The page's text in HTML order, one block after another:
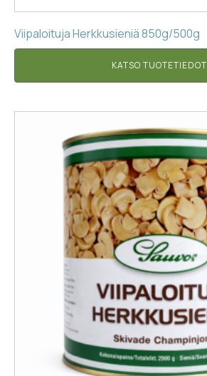
Viipaloituja Herkkusieniä 850g/500g
KATSO TUOTETIEDOT